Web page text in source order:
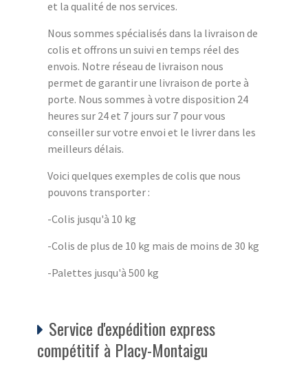
et la qualité de nos services.
Nous sommes spécialisés dans la livraison de
colis et offrons un suivi en temps réel des
envois. Notre réseau de livraison nous
permet de garantir une livraison de porte à
porte. Nous sommes à votre disposition 24
heures sur 24 et 7 jours sur 7 pour vous
conseiller sur votre envoi et le livrer dans les
meilleurs délais.
Voici quelques exemples de colis que nous
pouvons transporter :
-Colis jusqu'à 10 kg
-Colis de plus de 10 kg mais de moins de 30 kg
-Palettes jusqu'à 500 kg
Service d'expédition express
compétitif à Placy-Montaigu